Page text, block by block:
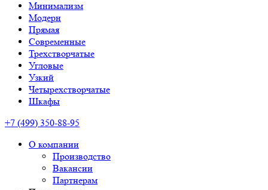
Минимализм
Модерн
Прямая
Современные
Трехстворчатые
Угловые
Узкий
Четырехстворчатые
Шкафы
+7 (499) 350-88-95
О компании
Производство
Вакансии
Партнерам